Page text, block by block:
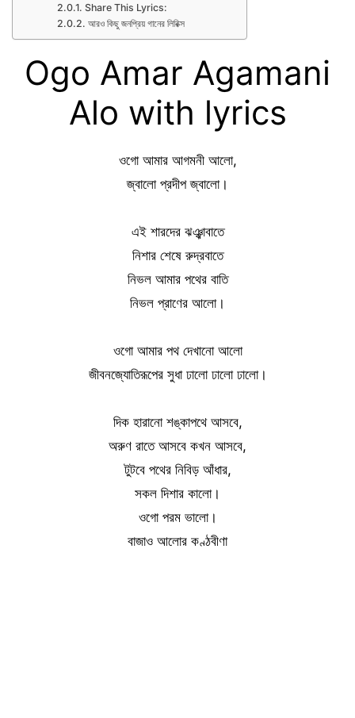
Share This Lyrics:
আরও কিছু জনপ্রিয় গানের লিরিক্স
Ogo Amar Agamani
Alo with lyrics
ওগো আমার আগমনী আলো,
জ্বালো প্রদীপ জ্বালো।
এই শারদের ঝঞ্ঝাবাতে
নিশার শেষে রুদ্রবাতে
নিভল আমার পথের বাতি
নিভল প্রাণের আলো।
ওগো আমার পথ দেখানো আলো
জীবনজ্যোতিরূপের সুধা ঢালো ঢালো ঢালো।
দিক হারানো শঙ্কাপথে আসবে,
অরুণ রাতে আসবে কখন আসবে,
টুটবে পথের নিবিড় আঁধার,
সকল দিশার কালো।
ওগো পরম ভালো।
বাজাও আলোর কণ্ঠবীণা